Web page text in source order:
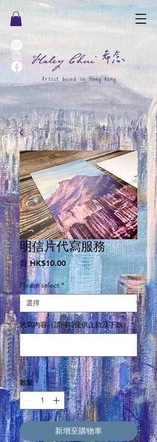
Artist based in Hong Kong
Haley Chui 希念
明信片代寫服務
自HK$10.00促
銷
價
格
Please select *
代寫內容（請同時提供上款及下款） *
0/500
數量 *
新增至購物車